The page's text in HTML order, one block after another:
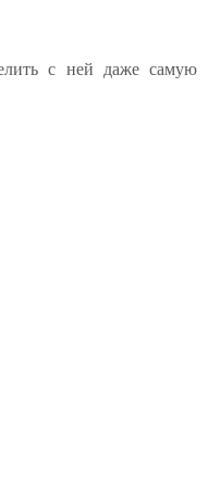
с ней даже самую